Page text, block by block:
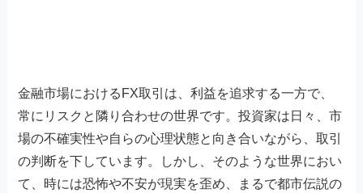
金融市場におけるFX取引は、利益を追求する一方で、
常にリスクと隣り合わせの世界です。投資家は日々、市
場の不確実性や自らの心理状態と向き合いながら、取引
の判断を下しています。しかし、そのような世界におい
て、時には恐怖や不安が現実を歪め、まるで都市伝説の